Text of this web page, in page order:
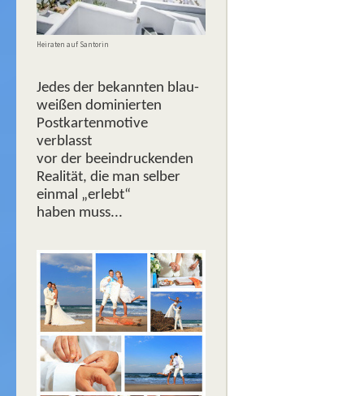
Heiraten auf Santorin
Jedes der bekannten blau-
weißen dominierten
Postkartenmotive
verblasst
vor der beeindruckenden
Realität, die man selber
einmal „erlebt“
haben muss...